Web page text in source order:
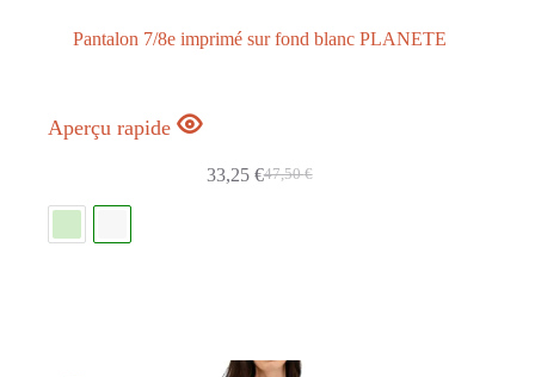
Pantalon 7/8e imprimé sur fond blanc PLANETE
Aperçu rapide
47,50€
33,25 €